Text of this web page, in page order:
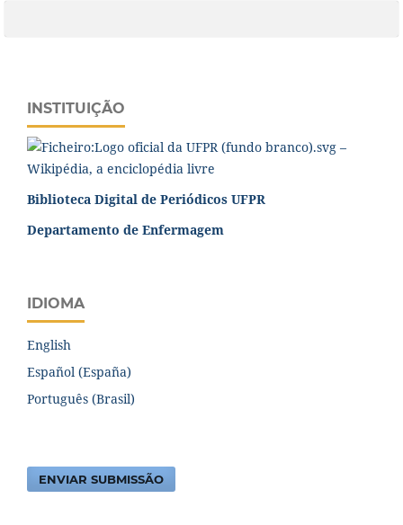
INSTITUIÇÃO
Biblioteca Digital de Periódicos UFPR
Departamento de Enfermagem
IDIOMA
English
Español (España)
Português (Brasil)
ENVIAR SUBMISSÃO